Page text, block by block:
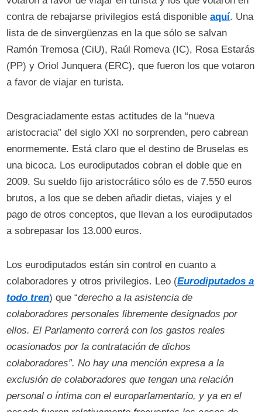
contra de rebajarse privilegios está disponibleaquí. Una
lista de de sinvergüenzas en la que sólo se salvan
Ramón Tremosa (CiU), Raúl Romeva (IC), Rosa Estarás
(PP) y Oriol Junquera (ERC), que fueron los que votaron
a favor de viajar en turista.
Desgraciadamente estas actitudes de la “nueva
aristocracia” del siglo XXI no sorprenden, pero cabrean
enormemente. Está claro que el destino de Bruselas es
una bicoca. Los eurodiputados cobran el doble que en
2009. Su sueldo fijo aristocrático sólo es de 7.550 euros
brutos, a los que se deben añadir dietas, viajes y el
pago de otros conceptos, que llevan a los eurodiputados
a sobrepasar los 13.000 euros.
Los eurodiputados están sin control en cuanto a
colaboradores y otros privilegios. Leo (Eurodiputados a
todo tren) que “derecho a la asistencia de
colaboradores personales libremente designados por
ellos. El Parlamento correrá con los gastos reales
ocasionados por la contratación de dichos
colaboradores”. No hay una mención expresa a la
exclusión de colaboradores que tengan una relación
personal o íntima con el europarlamentario, y ya en el